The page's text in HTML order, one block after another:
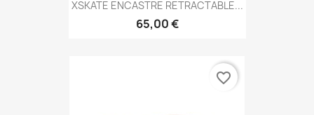
XSKATE ENCASTRE RETRACTABLE...
65,00 €
favorite_border